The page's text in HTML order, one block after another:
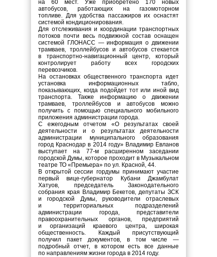
на 60 мест. Уже приобретено 170 новых
автобусов, работающих на газомоторном
топливе. Для удобства пассажиров их оснастят
системой кондиционирования.
Для отслеживания и координации транспортных
потоков почти весь подвижной состав оснащен
системой ГЛОНАСС — информация о движении
трамваев, троллейбусов и автобусов стекается
в транспортно-навигационный центр, который
контролирует работу всех городских
перевозчиков.
На остановках общественного транспорта идет
установка информационных табло,
показывающих, когда подойдет тот или иной вид
транспорта. Также информацию о движении
трамваев, троллейбусов и автобусов можно
получить с помощью специального мобильного
приложения администрации города.
С ежегодным отчетом «О результатах своей
деятельности и о результатах деятельности
администрации муниципального образования
город Краснодар в 2014 году» Владимир Евланов
выступает на 77-м расширенном заседании
городской Думы, которое проходит в Музыкальном
театре ТО «Премьера» по ул. Красной, 44.
В открытой сессии гордумы принимают участие
первый вице-губернатор Кубани Джамбулат
Хатуов, председатель Законодательного
собрания края Владимир Бекетов, депутаты ЗСК
и городской Думы, руководители отраслевых
и территориальных подразделений
администрации города, представители
правоохранительных органов, предприятий
и организаций краевого центра, широкая
общественность. Каждый присутствующий
получил пакет документов, в том числе —
подробный отчет, в котором есть все данные
по направлениям жизни города в 2014 году.